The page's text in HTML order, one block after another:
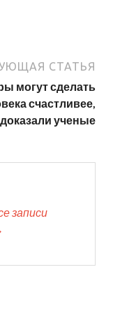
СТАТЬЯ
могут сделать
счастливее,
доказали ученые
записи